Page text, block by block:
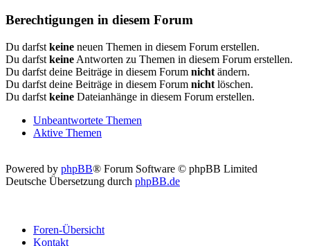
Berechtigungen in diesem Forum
Du darfst keine neuen Themen in diesem Forum erstellen.
Du darfst keine Antworten zu Themen in diesem Forum erstellen.
Du darfst deine Beiträge in diesem Forum nicht ändern.
Du darfst deine Beiträge in diesem Forum nicht löschen.
Du darfst keine Dateianhänge in diesem Forum erstellen.
Unbeantwortete Themen
Aktive Themen
Powered by phpBB® Forum Software © phpBB Limited
Deutsche Übersetzung durch phpBB.de
Foren-Übersicht
Kontakt